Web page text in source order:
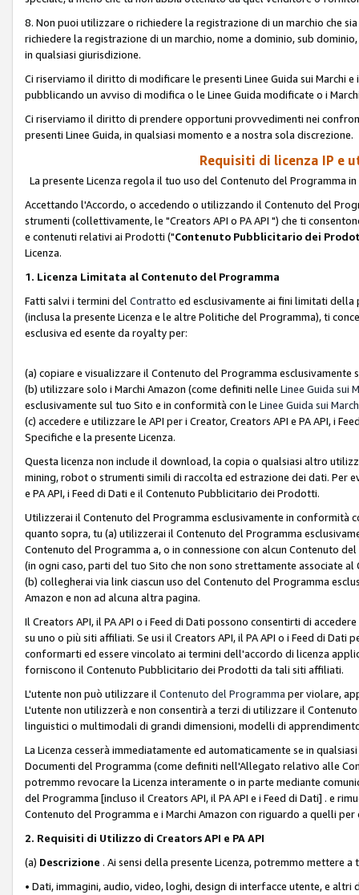
8. Non puoi utilizzare o richiedere la registrazione di un marchio che
richiedere la registrazione di un marchio, nome a dominio, sub
in qualsiasi giurisdizione.
Ci riserviamo il diritto di modificare le presenti Linee Guida sui Marchi
pubblicando un avviso di modifica o le Linee Guida modificate o i
Ci riserviamo il diritto di prendere opportuni provvedimenti nei
presenti Linee Guida, in qualsiasi momento e a nostra sola discrezione.
Requisiti di licenza IP e
La presente Licenza regola il tuo uso del Contenuto del Programma
Accettando l'Accordo, o accedendo o utilizzando il Contenuto del
strumenti (collettivamente, le "Creators API o PA API ") che ti
e contenuti relativi ai Prodotti ("Contenuto Pubblicitario dei
Licenza.
1. Licenza Limitata al Contenuto del Programma
Fatti salvi i termini del Contratto ed esclusivamente ai fini limitati
(inclusa la presente Licenza e le altre Politiche del Programma), ti
esclusiva ed esente da royalty per:
(a) copiare e visualizzare il Contenuto del Programma esclusivamente
(b) utilizzare solo i Marchi Amazon (come definiti nelle Linee Guida sui
esclusivamente sul tuo Sito e in conformità con le Linee Guida sui March
(c) accedere e utilizzare le API per i Creator, Creators API e PA API, i
Specifiche e la presente Licenza.
Questa licenza non include il download, la copia o qualsiasi altro
mining, robot o strumenti simili di raccolta ed estrazione dei dati. Per
e PA API, i Feed di Dati e il Contenuto Pubblicitario dei Prodotti.
Utilizzerai il Contenuto del Programma esclusivamente in conformità
quanto sopra, tu (a) utilizzerai il Contenuto del Programma
Contenuto del Programma a, o in connessione con alcun Contenuto
(in ogni caso, parti del tuo Sito che non sono strettamente associate
(b) collegherai via link ciascun uso del Contenuto del Programma
Amazon e non ad alcuna altra pagina.
Il Creators API, il PA API o i Feed di Dati possono consentirti di
su uno o più siti affiliati. Se usi il Creators API, il PA API o i Feed di
conformarti ed essere vincolato ai termini dell'accordo di licenza
forniscono il Contenuto Pubblicitario dei Prodotti da tali siti affiliati.
L'utente non può utilizzare il Contenuto del Programma per violare,
L'utente non utilizzerà e non consentirà a terzi di utilizzare il
linguistici o multimodali di grandi dimensioni, modelli di
La Licenza cesserà immediatamente ed automaticamente se in
Documenti del Programma (come definiti nell'Allegato relativo alle
potremmo revocare la Licenza interamente o in parte mediante
del Programma [incluso il Creators API, il PA API e i Feed di Dati] . e
Contenuto del Programma e i Marchi Amazon con riguardo a quelli
2. Requisiti di Utilizzo di Creators API e PA API
(a) Descrizione . Ai sensi della presente Licenza, potremmo mettere
• Dati, immagini, audio, video, loghi, design di interfacce utente, e altri